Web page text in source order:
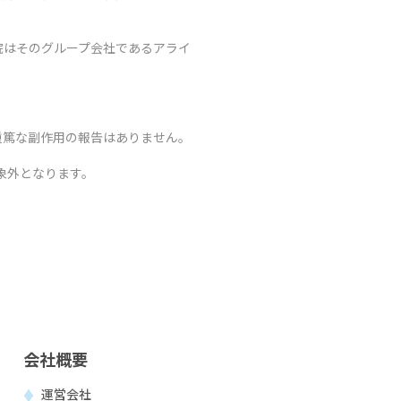
そのグループ会社であるアライ
な副作用の報告はありません。
となります。
会社概要
運営会社